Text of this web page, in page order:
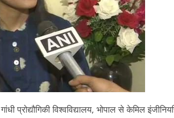
प्रोद्यौगिकी विश्वविद्यालय, भोपाल से केमिल